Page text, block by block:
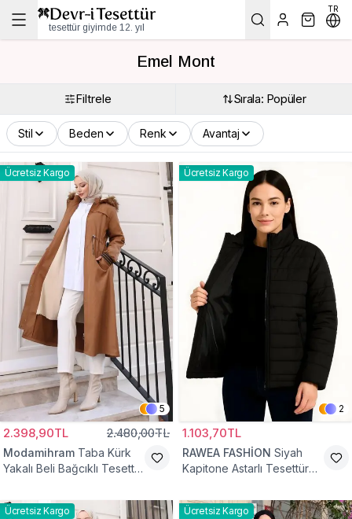
tesettür giyimde 12. yıl
TR
Emel Mont
Filtrele Sırala: Popüler
Stil Beden Renk Avantaj
Ücretsiz Kargo
5
2.398,90TL 2.480,00TL
Modamihram Taba Kürk
Yakalı Beli Bağcıklı Tesettür
Ücretsiz Kargo
2
1.103,70TL
RAWEA FASHİON Siyah
Kapitone Astarlı Tesettür
Ücretsiz Kargo Ücretsiz Kargo